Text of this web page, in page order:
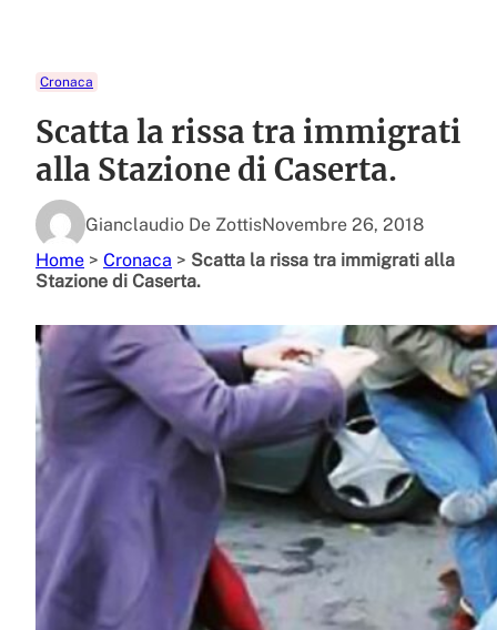
Cronaca
Scatta la rissa tra immigrati
alla Stazione di Caserta.
Gianclaudio De ZottisNovembre 26, 2018
Home > Cronaca > Scatta la rissa tra immigrati alla
Stazione di Caserta.